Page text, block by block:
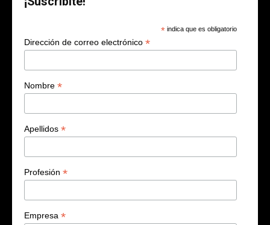
* indica que es obligatorio
Dirección de correo electrónico *
Nombre *
Apellidos *
Profesión *
Empresa *